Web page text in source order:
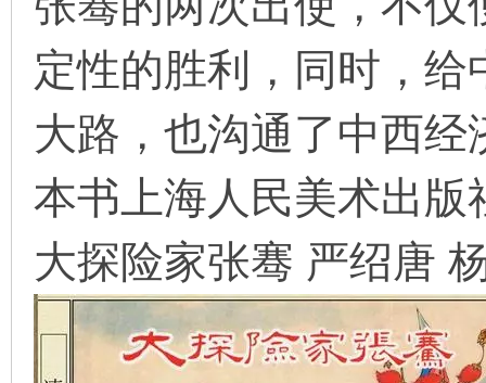
定性的胜利，同时，
大路，也沟通了中西经
本书上海人民美术出版
大探险家张骞 严绍唐